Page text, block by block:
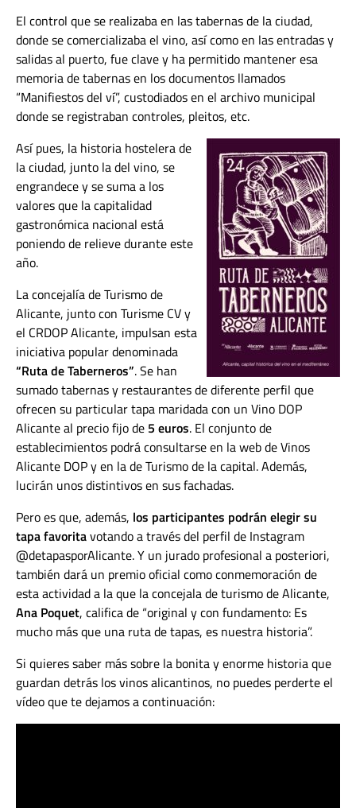
El control que se realizaba en las tabernas de la ciudad,
donde se comercializaba el vino, así como en las entradas y
salidas al puerto, fue clave y ha permitido mantener esa
memoria de tabernas en los documentos llamados
“Manifiestos del ví”, custodiados en el archivo municipal
donde se registraban controles, pleitos, etc.
Así pues, la historia hostelera de
la ciudad, junto la del vino, se
engrandece y se suma a los
valores que la capitalidad
gastronómica nacional está
poniendo de relieve durante este
año.
La concejalía de Turismo de
Alicante, junto con Turisme CV y
el CRDOP Alicante, impulsan esta
iniciativa popular denominada
“Ruta de Taberneros”. Se han
sumado tabernas y restaurantes de diferente perfil que
ofrecen su particular tapa maridada con un Vino DOP
Alicante al precio fijo de 5 euros. El conjunto de
establecimientos podrá consultarse en la web de Vinos
Alicante DOP y en la de Turismo de la capital. Además,
lucirán unos distintivos en sus fachadas.
Pero es que, además, los participantes podrán elegir su
tapa favoritavotando a través del perfil de Instagram
@detapasporAlicante. Y un jurado profesional a posteriori,
también dará un premio oficial como conmemoración de
esta actividad a la que la concejala de turismo de Alicante,
Ana Poquet, califica de “original y con fundamento: Es
mucho más que una ruta de tapas, es nuestra historia”.
Si quieres saber más sobre la bonita y enorme historia que
guardan detrás los vinos alicantinos, no puedes perderte el
vídeo que te dejamos a continuación: